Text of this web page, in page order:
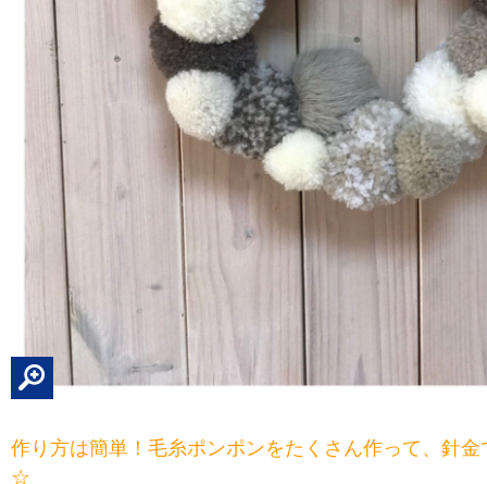
作り方は簡単！毛糸ポンポンをたくさん作って、針
☆